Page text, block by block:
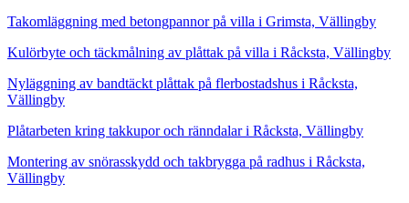
Takomläggning med betongpannor på villa i Grimsta, Vällingby
Kulörbyte och täckmålning av plåttak på villa i Råcksta, Vällingby
Nyläggning av bandtäckt plåttak på flerbostadshus i Råcksta,
Vällingby
Plåtarbeten kring takkupor och ränndalar i Råcksta, Vällingby
Montering av snörasskydd och takbrygga på radhus i Råcksta,
Vällingby